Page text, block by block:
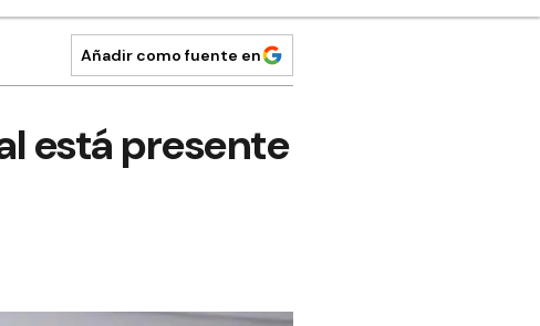
Añadir como fuente en
está presente